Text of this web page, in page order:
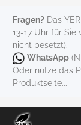
Fragen? Das
13-17 Uhr für Sie
nicht besetzt).
WhatsApp
Oder nutze das
Produktseite...